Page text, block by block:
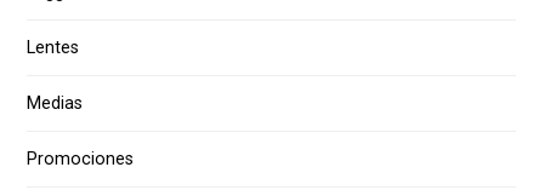
Lentes
Medias
Promociones